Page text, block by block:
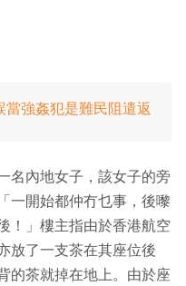
強姦犯是難民阻遣返
名內地女子，該女子的旁
一開始都仲冇乜事，後嚟
！」樓主指由於香港航空
放了一支茶在其座位後
的茶就掉在地上。由於座